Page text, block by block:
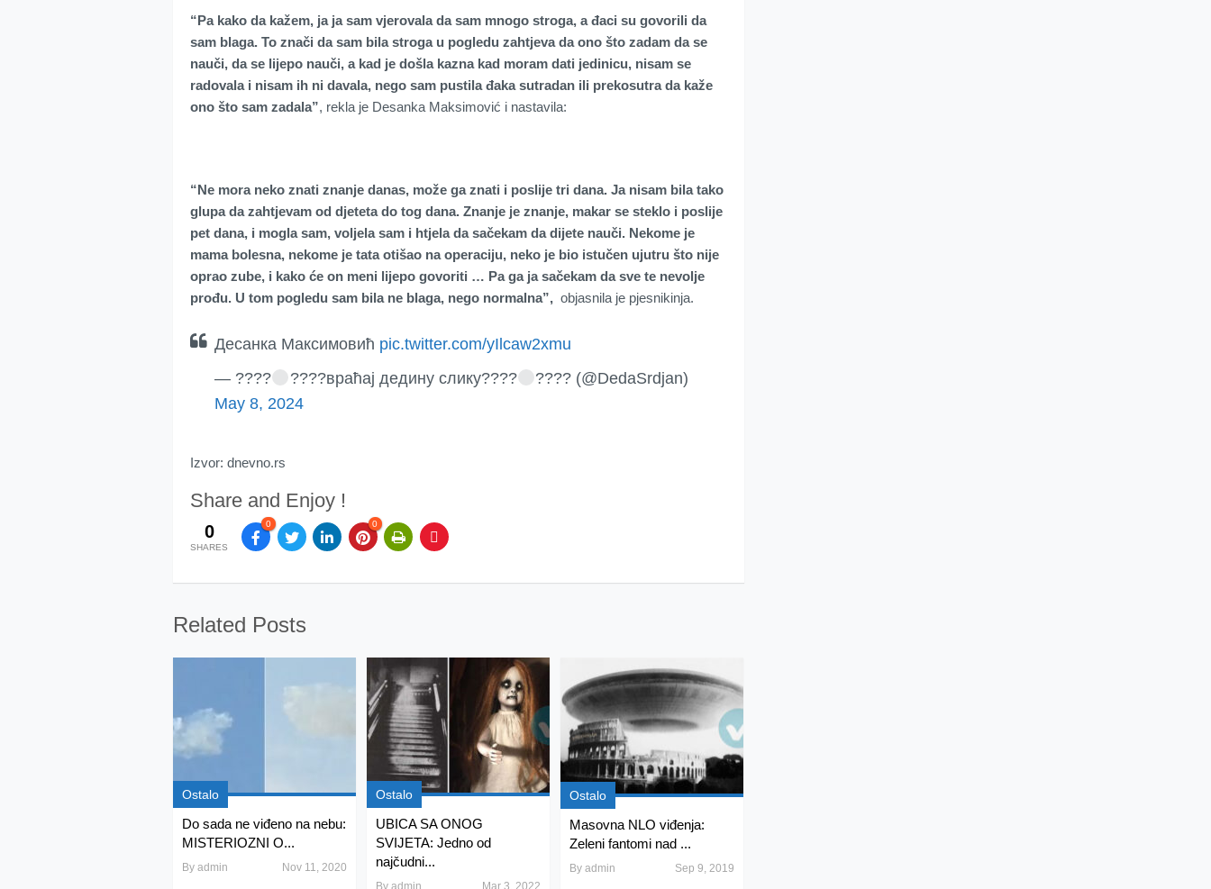
“Pa kako da kažem, ja ja sam vjerovala da sam mnogo stroga, a đaci su govorili da
sam blaga. To znači da sam bila stroga u pogledu zahtjeva da ono što zadam da se
nauči, da se lijepo nauči, a kad je došla kazna kad moram dati jedinicu, nisam se
radovala i nisam ih ni davala, nego sam pustila đaka sutradan ili prekosutra da kaže
ono što sam zadala”, rekla je Desanka Maksimović i nastavila:
“Ne mora neko znati znanje danas, može ga znati i poslije tri dana. Ja nisam bila tako
glupa da zahtjevam od djeteta do tog dana. Znanje je znanje, makar se steklo i poslije
pet dana, i mogla sam, voljela sam i htjela da sačekam da dijete nauči. Nekome je
mama bolesna, nekome je tata otišao na operaciju, neko je bio istučen ujutru što nije
oprao zube, i kako će on meni lijepo govoriti … Pa ga ja sačekam da sve te nevolje
prođu. U tom pogledu sam bila ne blaga, nego normalna”, objasnila je pjesnikinja.
Десанка Максимовић pic.twitter.com/yIlcaw2xmu
— ????
????враћај дедину слику????
???? (@DedaSrdjan)
May 8, 2024
Izvor: dnevno.rs
Share and Enjoy !
0
SHARES
0 0
Related Posts
Ostalo
Do sada ne viđeno na nebu:
MISTERIOZNI O...
By admin Nov 11, 2020
Ostalo
UBICA SA ONOG
SVIJETA: Jedno od
najčudni...
By admin Mar 3, 2022
Ostalo
Masovna NLO viđenja:
Zeleni fantomi nad ...
By admin Sep 9, 2019